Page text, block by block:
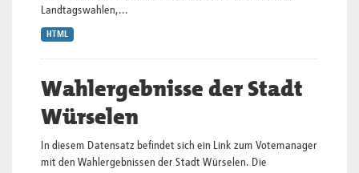
Landtagswahlen,...
HTML
Wahlergebnisse der Stadt
Würselen
In diesem Datensatz befindet sich ein Link zum Votemanager
mit den Wahlergebnissen der Stadt Würselen. Die